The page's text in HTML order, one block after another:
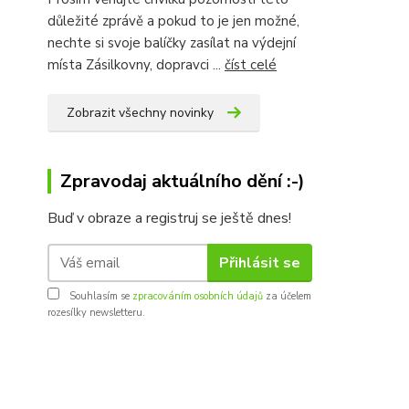
důležité zprávě a pokud to je jen možné,
nechte si svoje balíčky zasílat na výdejní
místa Zásilkovny, dopravci ... číst celé
Zobrazit všechny novinky
Zpravodaj aktuálního dění :-)
Buď v obraze a registruj se ještě dnes!
Přihlásit se
Souhlasím se zpracováním osobních údajů za účelem
rozesílky newsletteru.